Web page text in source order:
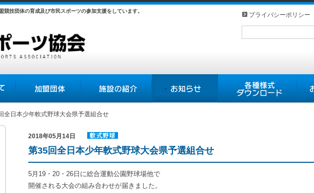
技団体の育成及び市民スポーツの参加支援をしています。
プライバシーポリシー
加盟団体 施設の紹介
全日本少年軟式野球大会県予選組合せ
2018年05月14日
軟式野球
連盟
第35回全日本少年軟式野球大会県予選組合せ
5月19・20・26日に総合運動公園野球場他で
開催される大会の組み合わせが届きました。